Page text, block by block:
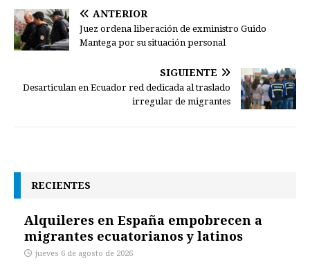
ANTERIOR
Juez ordena liberación de exministro Guido
Mantega por su situación personal
SIGUIENTE
Desarticulan en Ecuador red dedicada al traslado
irregular de migrantes
RECIENTES
Alquileres en España empobrecen a
migrantes ecuatorianos y latinos
jueves 6 de agosto de 2026